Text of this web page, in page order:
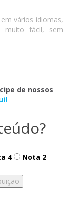
vários idiomas,
muito fácil, sem
de nossos
4 Nota 2